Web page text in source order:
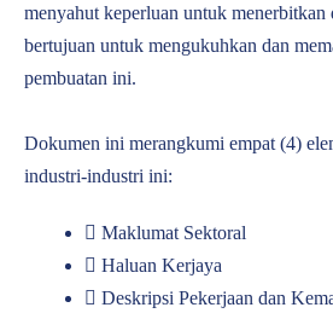
menyahut keperluan untuk
bertujuan untuk mengukuhkan dan
pembuatan ini.
Dokumen ini merangkumi empat (4)
industri-industri ini:
Maklumat Sektoral
Haluan Kerjaya
Deskripsi Pekerjaan dan